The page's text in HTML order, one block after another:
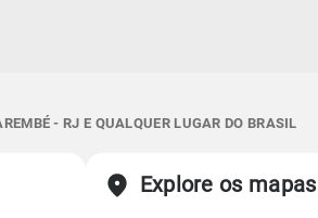
- RJ E QUALQUER LUGAR DO BRASIL
Explore os mapas